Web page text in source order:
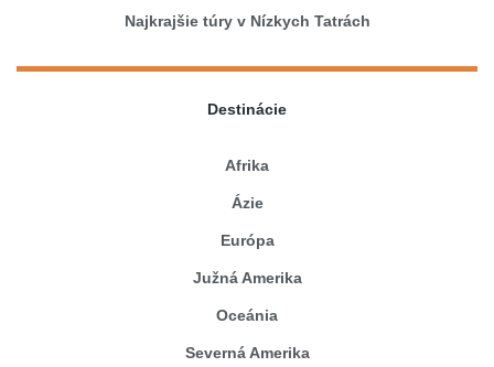
Najkrajšie túry v Nízkych Tatrách
Destinácie
Afrika
Ázie
Európa
Južná Amerika
Oceánia
Severná Amerika